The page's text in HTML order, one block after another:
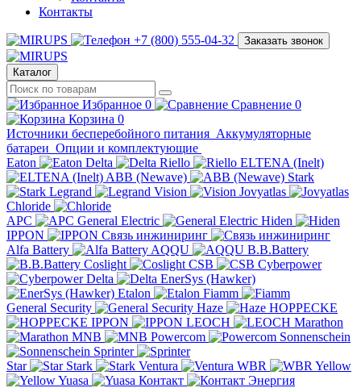
Контакты
+7 (800) 555-04-32 Заказать звонок
Каталог
Избранное 0 Сравнение 0
Корзина 0
Источники бесперебойного питания Аккумуляторные
батареи Опции и комплектующие
Eaton
Delta Riello
ELTENA (Inelt)
ABB (Newave)
Stark
Legrand
Vision
Jovyatlas
Chloride
APC
General Electric
Hiden
IPPON
Связь инжиниринг
Alfa Battery
AQQU
B.B.Battery
Coslight
CSB
Cyberpower
Delta
EnerSys (Hawker)
Etalon
Fiamm
General Security
Haze
HOPPECKE
IPPON
LEOCH
Marathon
MNB
Powercom
Sonnenschein
Sprinter
Star
Stark Ventura WBR
Yellow
Yuasa
Контакт Энергия